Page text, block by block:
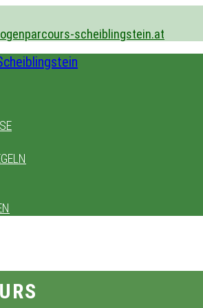
scheiblingstein.at